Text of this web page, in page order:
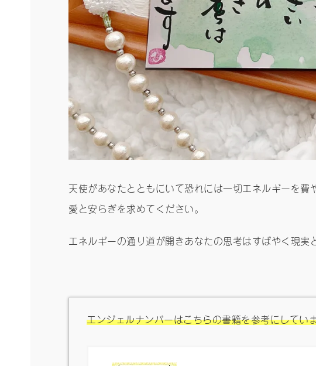
天使があなたとともにいて恐れには一切エネルギーを
愛と安らぎを求めてください。
エネルギーの通り道が開きあなたの思考はすばやく現実
エンジェルナンバーはこちらの書籍を参考にしてい